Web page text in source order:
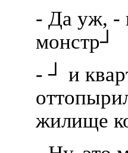
- Да уж, -
монстр┘
- ┘ и
жилище